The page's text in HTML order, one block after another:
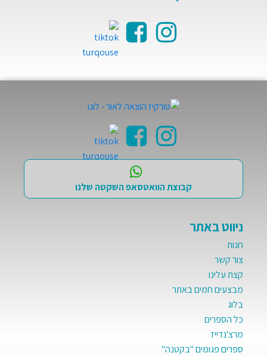
קבוצת הוואטסאפ השקטה שלנו
ניווט באתר
חנות
צור קשר
קצת עלינו
מבצעים חמים באתר
בלוג
כל הספרים
מרצ'נדייז
ספרים פגומים "בקטנה"